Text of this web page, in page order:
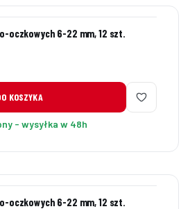
oczkowych 6-22 mm, 12 szt.
KOSZYKA
- wysyłka w 48h
oczkowych 6-22 mm, 12 szt.